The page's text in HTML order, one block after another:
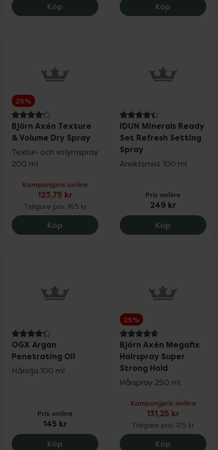
Köp Björn Axén Heat Styling Protection,
Köp Ida Warg
25%
4.2 av 5 i omdöme
Björn Axén Texture
& Volume Dry Spray
Textur- och volymspray
200 ml
Kampanjpris online
123,75 kr
Tidigare pris: 165 kr
Köp Björn Axén Texture & Volume Dry
4.4 av 5 i omdöme
IDUN Minerals Ready
Set Refresh Setting
Spray
Ansiktsmist 100 ml
Pris online
249 kr
Köp IDUN
4.3 av 5 i omdöme
OGX Argan
Penetrating Oil
Hårolja 100 ml
Pris online
145 kr
Köp OGX Argan Penetrating Oil, 145 kr.
25%
4.8 av 5 i omdöme
Björn Axén Megafix
Hairspray Super
Strong Hold
Hårspray 250 ml
Kampanjpris online
131,25 kr
Tidigare pris: 175 kr
Köp Björn